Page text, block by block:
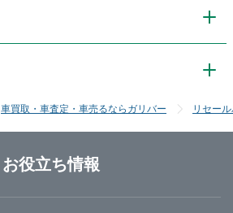
車買取・車査定・車売るならガリバー リセー
お役立ち情報